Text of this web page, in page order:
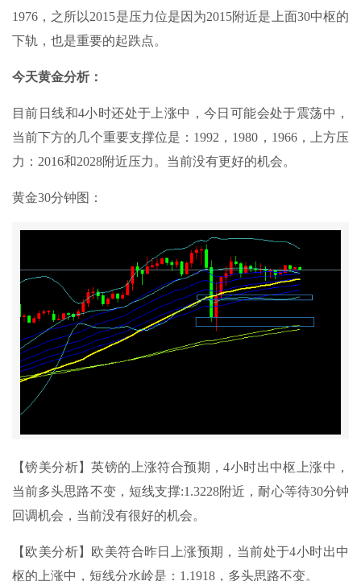
1976，之所以2015是压力位是因为2015附近是上面30中枢的
下轨，也是重要的起跌点。
今天黄金分析：
目前日线和4小时还处于上涨中，今日可能会处于震荡中，
当前下方的几个重要支撑位是：1992，1980，1966，上方压
力：2016和2028附近压力。当前没有更好的机会。
黄金30分钟图：
【镑美分析】英镑的上涨符合预期，4小时出中枢上涨中，
当前多头思路不变，短线支撑:1.3228附近，耐心等待30分钟
回调机会，当前没有很好的机会。
【欧美分析】欧美符合昨日上涨预期，当前处于4小时出中
枢的上涨中，短线分水岭是：1.1918，多头思路不变。